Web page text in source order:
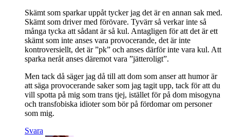
Skämt som sparkar uppåt tycker jag det är en annan sak med.
Skämt som driver med förövare. Tyvärr så verkar inte så
många tycka att sådant är så kul. Antagligen för att det är ett
skämt som inte anses vara provocerande, det är inte
kontroversiellt, det är ”pk” och anses därför inte vara kul. Att
sparka neråt anses däremot vara ”jätteroligt”.
Men tack då säger jag då till att dom som anser att humor är
att säga provocerande saker som jag tagit upp, tack för att du
vill spotta på mig som trans tjej, istället för på dom misogyna
och transfobiska idioter som bör på fördomar om personer
som mig.
Svara